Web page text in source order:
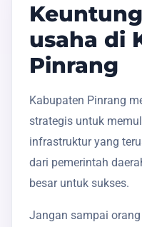
usaha di
Pinrang
Kabupaten Pinrang
strategis untuk
infrastruktur yang
dari pemerintah
besar untuk sukses.
Jangan sampai